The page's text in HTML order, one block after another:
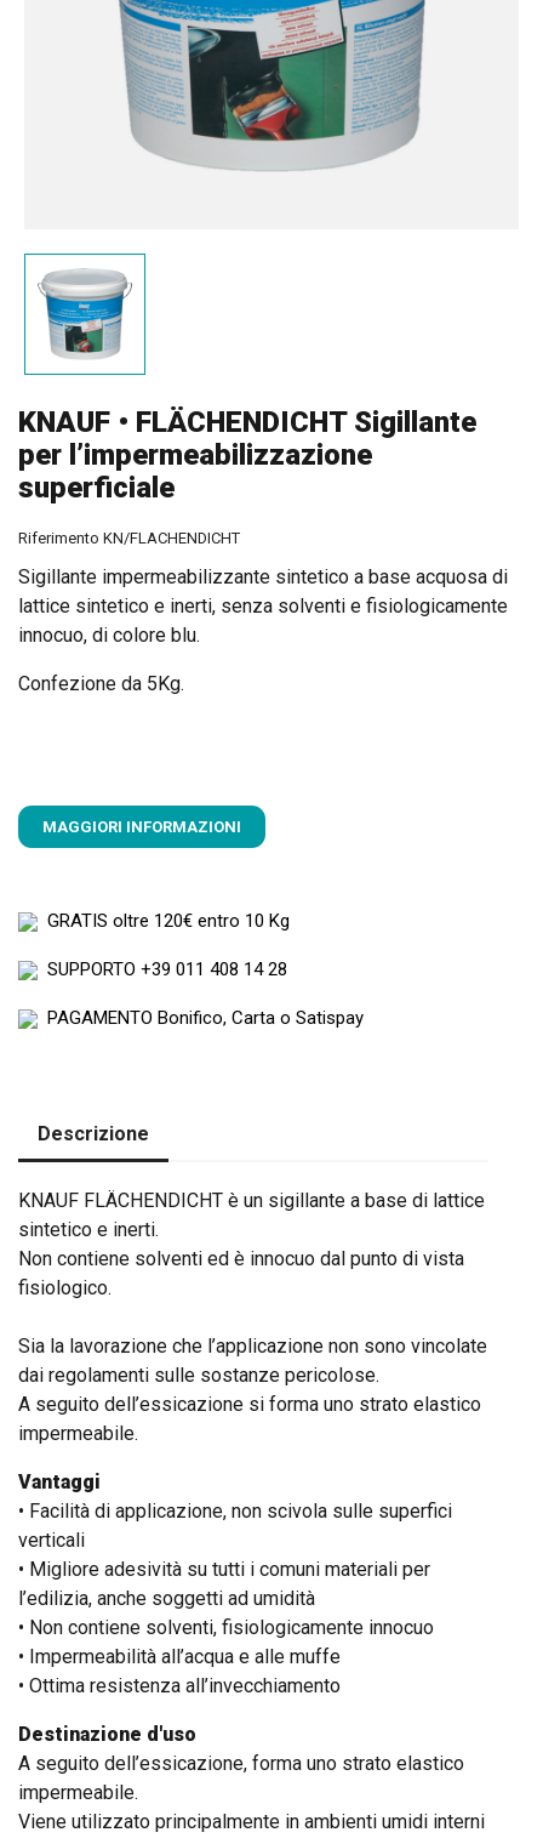
KNAUF • FLÄCHENDICHT Sigillante
per l’impermeabilizzazione
superficiale
Riferimento KN/FLACHENDICHT
Sigillante impermeabilizzante sintetico a base acquosa di
lattice sintetico e inerti, senza solventi e fisiologicamente
innocuo, di colore blu.
Confezione da 5Kg.
MAGGIORI INFORMAZIONI
GRATIS oltre 120€ entro 10 Kg
SUPPORTO +39 011 408 14 28
PAGAMENTO Bonifico, Carta o Satispay
Descrizione
KNAUF FLÄCHENDICHT è un sigillante a base di lattice
sintetico e inerti.
Non contiene solventi ed è innocuo dal punto di vista
fisiologico.
Sia la lavorazione che l’applicazione non sono vincolate
dai regolamenti sulle sostanze pericolose.
A seguito dell’essicazione si forma uno strato elastico
impermeabile.
Vantaggi
• Facilità di applicazione, non scivola sulle superfici
verticali
• Migliore adesività su tutti i comuni materiali per
l’edilizia, anche soggetti ad umidità
• Non contiene solventi, fisiologicamente innocuo
• Impermeabilità all’acqua e alle muffe
• Ottima resistenza all’invecchiamento
Destinazione d'uso
A seguito dell’essicazione, forma uno strato elastico
impermeabile.
Viene utilizzato principalmente in ambienti umidi interni